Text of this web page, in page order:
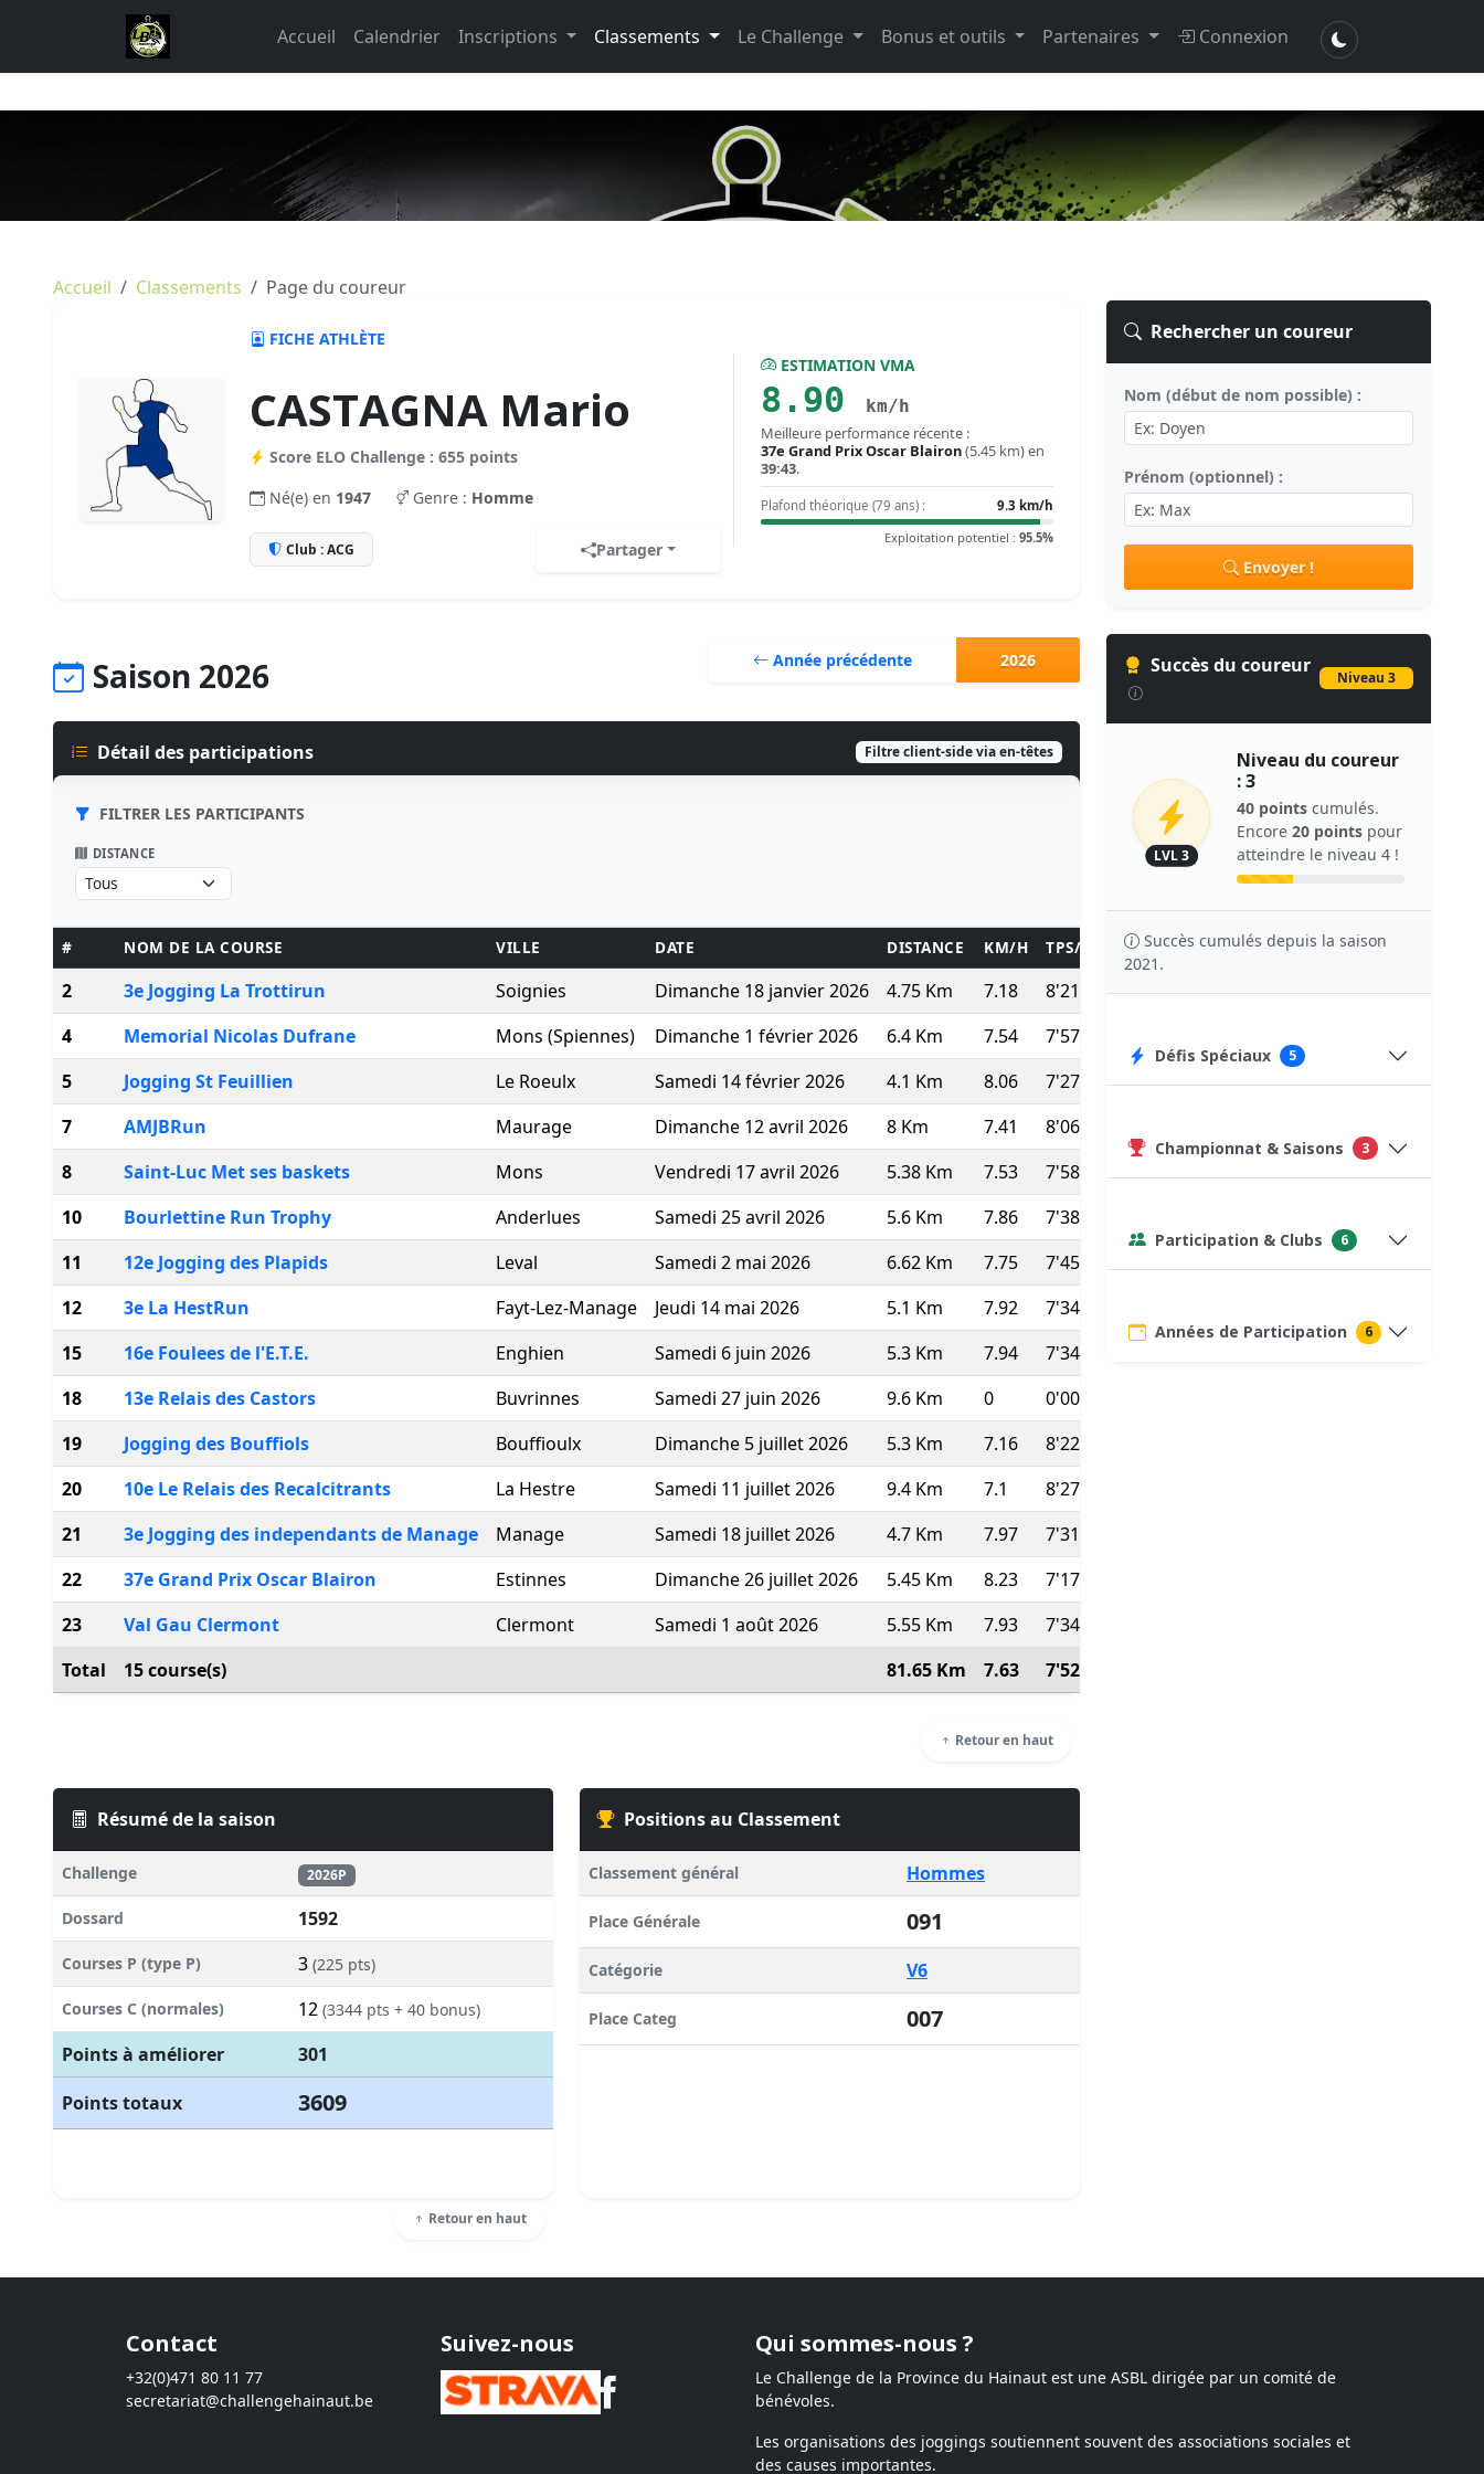
Accueil Calendrier Inscriptions Classements Le Challenge Bonus et outils Partenaires Connexion
Accueil Classements Page du coureur
FICHE ATHLÈTE
CASTAGNA Mario
Score ELO Challenge : 655 points
Né(e) en 1947 Genre : Homme
Club : ACG Partager
ESTIMATION VMA
8.90 km/h
Meilleure performance récente :
37e Grand Prix Oscar Blairon(5.45 km) en
39:43.
Plafond théorique (79 ans) :
9.3 km/h
Exploitation potentiel : 95.5%
Saison 2026 Année précédente 2026
Détail des participations Filtre client-side via en-têtes
FILTRER LES PARTICIPANTS
DISTANCE
# NOM DE LA COURSE VILLE DATE DISTANCE KM/H TPS/KM TEMPS POINTS
2 3e Jogging La Trottirun Soignies Dimanche 18 janvier 2026 4.75 Km 7.18 8'21'' 39:40 292 (Pas top 10 ⇒20)
4 Memorial Nicolas Dufrane Mons (Spiennes) Dimanche 1 février 2026 6.4 Km 7.54 7'57''
5
Jogging St Feuillien Le Roeulx Samedi 14 février 2026 4.1 Km 8.06 7'27'' 30:32
371
7
AMJBRun Maurage Dimanche 12 avril 2026 8 Km 7.41 8'06''
8 Saint-Luc Met ses baskets Mons Vendredi 17 avril 2026 5.38 Km 7.53 7'58'' 42:51
301
10
Bourlettine Run Trophy Anderlues Samedi 25 avril 2026 5.6 Km 7.86 7'38''
11
12e Jogging des Plapids Leval Samedi 2 mai 2026 6.62 Km 7.75 7'45''
12
3e La HestRun Fayt-Lez-Manage Jeudi 14 mai 2026 5.1 Km 7.92 7'34''
15
16e Foulees de l'E.T.E. Enghien Samedi 6 juin 2026 5.3 Km 7.94 7'34''
18
13e Relais des Castors Buvrinnes Samedi 27 juin 2026 9.6 Km 0 0'00''
19 Jogging des Bouffiols Bouffioulx Dimanche 5 juillet 2026 5.3 Km 7.16 8'22''
20 10e Le Relais des Recalcitrants La Hestre Samedi 11 juillet 2026 9.4 Km 7.1 8'27''
21 3e Jogging des independants de Manage Manage Samedi 18 juillet 2026 4.7 Km 7.97 7'31''
22
37e Grand Prix Oscar Blairon Estinnes Dimanche 26 juillet 2026 5.45 Km 8.23 7'17''
23
Val Gau Clermont Clermont Samedi 1 août 2026 5.55 Km 7.93 7'34''
Total
15 course(s) 81.65 Km 7.63 7'52''
Retour en haut
Résumé de la saison
Challenge 2026P
Dossard 1592
Courses P (type P) 3 (225 pts)
Courses C (normales) 12 (3344 pts + 40 bonus)
Points à améliorer
301
Points totaux
3609
Retour en haut
Positions au Classement
Classement général Hommes
Place Générale 091
Catégorie V6
Place Categ 007
Rechercher un coureur
Nom (début de nom possible) :
Prénom (optionnel) :
Envoyer !
Succès du coureur
Niveau 3
LVL 3
Niveau du coureur
: 3
40 points cumulés.
Encore 20 points pour
atteindre le niveau 4 !
Succès cumulés depuis la saison
2021.
Défis Spéciaux 5
Championnat & Saisons 3
Participation & Clubs 6
Années de Participation 6
Contact
+32(0)471 80 11 77
secretariat@challengehainaut.be
Suivez-nous Qui sommes-nous ?
Le Challenge de la Province du Hainaut est une ASBL dirigée par un comité de
bénévoles.
Les organisations des joggings soutiennent souvent des associations sociales et
des causes importantes.